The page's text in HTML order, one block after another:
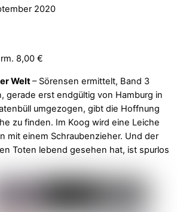
2020
8,00 €
Welt– Sörensen ermittelt, Band 3
gerade erst endgültig von Hamburg in
umgezogen, gibt die Hoffnung
zu finden. Im Koog wird eine Leiche
mit einem Schraubenzieher. Und der
Toten lebend gesehen hat, ist spurlos